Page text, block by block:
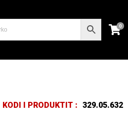
KODI I PRODUKTIT : 329.05.632